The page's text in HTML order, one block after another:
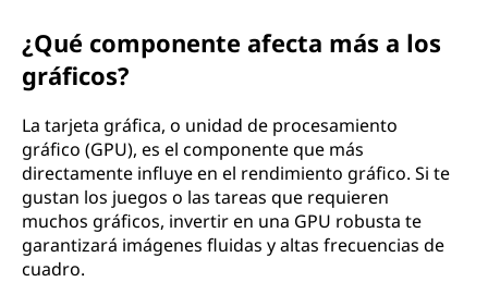
¿Qué componente afecta más a los
gráficos?
La tarjeta gráfica, o unidad de procesamiento
gráfico (GPU), es el componente que más
directamente influye en el rendimiento gráfico. Si te
gustan los juegos o las tareas que requieren
muchos gráficos, invertir en una GPU robusta te
garantizará imágenes fluidas y altas frecuencias de
cuadro.